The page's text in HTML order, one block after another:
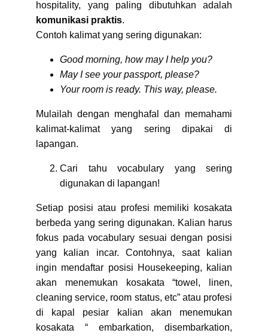
hospitality, yang paling dibutuhkan adalah
komunikasi praktis.
Contoh kalimat yang sering digunakan:
Good morning, how may I help you?
May I see your passport, please?
Your room is ready. This way, please.
Mulailah dengan menghafal dan memahami
kalimat-kalimat yang sering dipakai di
lapangan.
Cari tahu vocabulary yang sering
digunakan di lapangan!
Setiap posisi atau profesi memiliki kosakata
berbeda yang sering digunakan. Kalian harus
fokus pada vocabulary sesuai dengan posisi
yang kalian incar. Contohnya, saat kalian
ingin mendaftar posisi Housekeeping, kalian
akan menemukan kosakata “towel, linen,
cleaning service, room status, etc” atau profesi
di kapal pesiar kalian akan menemukan
kosakata “ embarkation, disembarkation,